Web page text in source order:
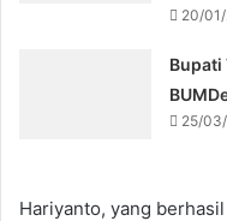
20/
Bupati
25/
Hariyanto, yang